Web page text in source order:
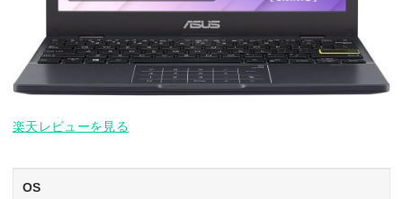
楽天レビューを見る
OS